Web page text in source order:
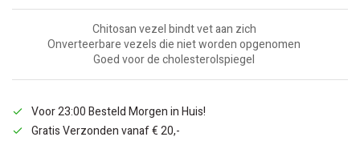
Chitosan vezel bindt vet aan zich
Onverteerbare vezels die niet worden opgenomen
Goed voor de cholesterolspiegel
Voor 23:00 Besteld Morgen in Huis!
Gratis Verzonden vanaf € 20,-